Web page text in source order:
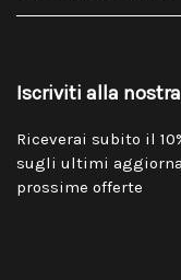
Iscriviti alla
Riceverai subito il
sugli ultimi
prossime offerte